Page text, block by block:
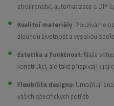
strojírenství, automatizace a DIY
Kvalitní materiály: Používáme
dlouhou životnost a vysokou
Estetika a funkčnost: Naše
konstrukcí, ale také přispívají k
Flexibilita designu: Umožňují
vašich specifických potřeb.